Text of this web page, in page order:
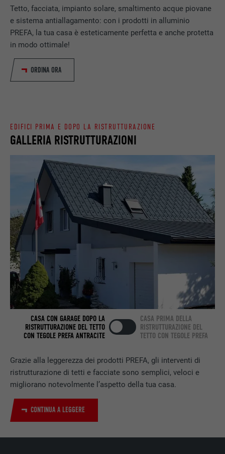
Tetto, facciata, impianto solare, smaltimento acque piovane
e sistema antiallagamento: con i prodotti in alluminio
PREFA, la tua casa è esteticamente perfetta e anche protetta
in modo ottimale!
ORDINA ORA
Grazie alla leggerezza dei prodotti PREFA, gli interventi di
ristrutturazione di tetti e facciate sono semplici, veloci e
migliorano notevolmente l’aspetto della tua casa.
CONTINUA A LEGGERE
GALLERIA RISTRUTTURAZIONI
EDIFICI PRIMA E DOPO LA RISTRUTTURAZIONE
CASA CON GARAGE DOPO LA
RISTRUTTURAZIONE DEL TETTO
CON TEGOLE PREFA ANTRACITE
CASA PRIMA DELLA
RISTRUTTURAZIONE DEL
TETTO CON TEGOLE PREFA
NOME _gaexp
PROVIDER Google Optimize
DECORSO 90 giorni
Viene utilizzato a scopo di test per
SCOPO
web selezionata dall’utente.
NOME
PROVIDER
SCOPO
web contiene una finestra “Seguici”
integrata.
NOME bcookie
PROVIDER LinkedIn
DECORSO 2 anni
Utilizzato dal servizio di social network
LinkedIn per il tracking dell’utilizzo di
prestazioni di servizio integrate.
NOME bscookie
PROVIDER LinkedIn
DECORSO 2 anni
SCOPO
Utilizzato dal servizio di social network
LinkedIn per il tracking dell’utilizzo di
prestazioni di servizio integrate.
PROVIDER LinkedIn